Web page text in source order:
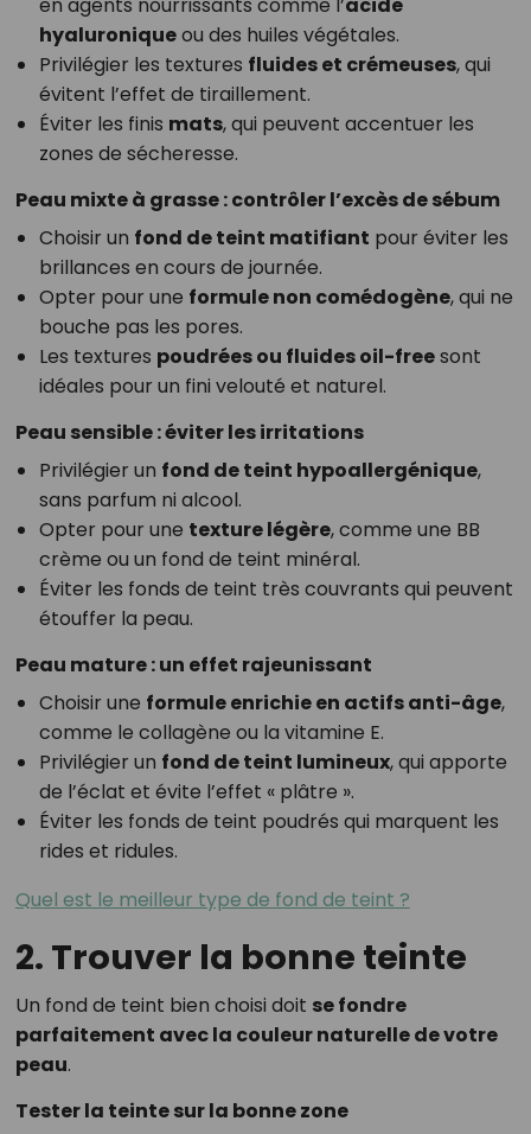
en agents nourrissants comme l’acide
hyaluroniqueou des huiles végétales.
Privilégier les textures fluides et crémeuses, qui
évitent l’effet de tiraillement.
Éviter les finis mats, qui peuvent accentuer les
zones de sécheresse.
Peau mixte à grasse : contrôler l’excès de sébum
Choisir un fond de teint matifiant pour éviter les
brillances en cours de journée.
Opter pour une formule non comédogène, qui ne
bouche pas les pores.
Les textures poudrées ou fluides oil-freesont
idéales pour un fini velouté et naturel.
Peau sensible : éviter les irritations
Privilégier un fond de teint hypoallergénique,
sans parfum ni alcool.
Opter pour une texture légère, comme une BB
crème ou un fond de teint minéral.
Éviter les fonds de teint très couvrants qui peuvent
étouffer la peau.
Peau mature : un effet rajeunissant
Choisir une formule enrichie en actifs anti-âge,
comme le collagène ou la vitamine E.
Privilégier un fond de teint lumineux, qui apporte
de l’éclat et évite l’effet « plâtre ».
Éviter les fonds de teint poudrés qui marquent les
rides et ridules.
Quel est le meilleur type de fond de teint ?
2. Trouver la bonne teinte
Un fond de teint bien choisi doit se fondre
parfaitement avec la couleur naturelle de votre
peau.
Tester la teinte sur la bonne zone